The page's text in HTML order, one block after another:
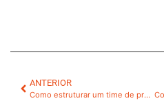
ANTERIOR
Como estruturar um time de prospecção outbound com base na receita previsível